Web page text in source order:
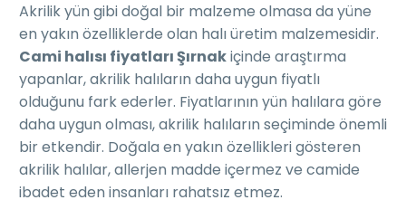
Akrilik yün gibi doğal bir malzeme olmasa da yüne
en yakın özelliklerde olan halı üretim malzemesidir.
Cami halısı fiyatları Şırnakiçinde araştırma
yapanlar, akrilik halıların daha uygun fiyatlı
olduğunu fark ederler. Fiyatlarının yün halılara göre
daha uygun olması, akrilik halıların seçiminde önemli
bir etkendir. Doğala en yakın özellikleri gösteren
akrilik halılar, allerjen madde içermez ve camide
ibadet eden insanları rahatsız etmez.